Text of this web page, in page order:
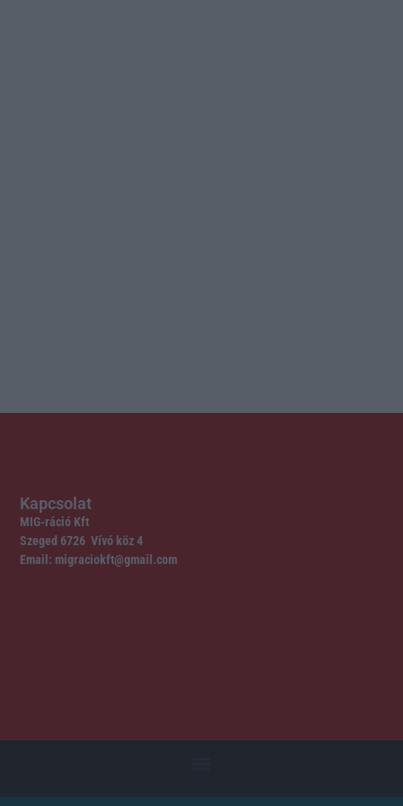
Kapcsolat
MIG-ráció Kft
Szeged 6726 Vívó köz 4
Email: migraciokft@gmail.com